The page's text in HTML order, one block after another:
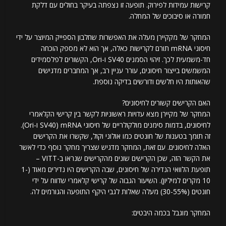
קרישות עמידות לפירוק. תופעה זו נצפתה בעיקר בחולים עם דלקת
חמורה או סיבוכים של המחלה.
המחקר של מקקיירן מעלה את האפשרות שחלבון הספייק המיוצר על ידי
חיסוני mRNA תורם לקרישות כאלה, אך הוא לא מספק הוכחה
חד-משמעית לכך. זיהוי הסמנים SV40 ו-Ori, הקשורים לפלסמידים
המשמשים בייצור חיסונים, עורר עניין רב, אך המחברים מדגישים
שהאותות היו חלשים ודורשים בדיקה נוספת.
האם הקרישים קשורים לחיסונים?
המחקר של מקיירן מצא עדויות ראשוניות לקשר בין קרישי הקלאמרי
לחיסונים, בדמות סימנים מולקולריים של חיסוני mRNA (SV40 ו-Ori).
זה תומך בטענות של חונטים כמו אולוני וקול, שקשרו את הקרישים
האלה לחיסונים. עם זאת, המחקר מדגיש שצריך מחקר נוסף כדי לאשר
את הקשר הזה, שכן הקרישים שונים מהקרישים שנראו ב-VITT –
תופעת הלוואי הנדירה של חיסונים, שבה הקרישים היו נדירים מאוד (1-
10 מקרים למיליון). השיעור הגבוה של קרישי קלאמרי שדווח על ידי
חונטים (30-55%) מעלה שאלות לגבי היקף התופעה והגורמים לה.
המחקר מוגבל בכמה היבטים: